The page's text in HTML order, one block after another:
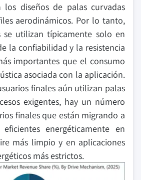
los diseños de palas curvadas
aerodinámicos. Por lo tanto,
se utilizan típicamente solo en
la confiabilidad y la resistencia
importantes que el consumo
asociada con la aplicación.
finales aún utilizan palas
exigentes, hay un número
finales que están migrando a
energéticamente en
más limpio y en aplicaciones
más estrictos.